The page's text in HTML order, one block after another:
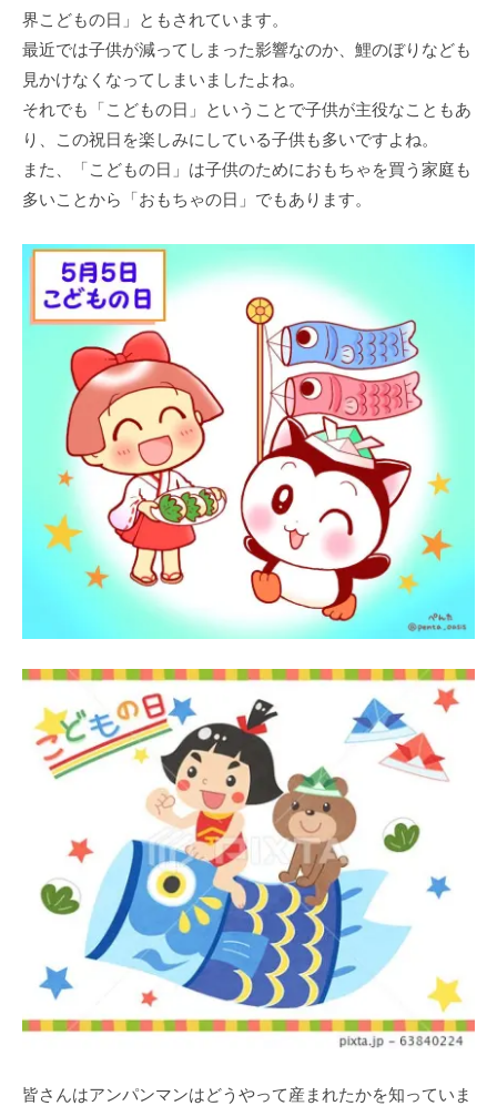
界こどもの⽇」ともされています。
最近では⼦供が減ってしまった影響なのか、鯉のぼりなども
⾒かけなくなってしまいましたよね。
それでも「こどもの⽇」ということで⼦供が主役なこともあ
り、この祝⽇を楽しみにしている⼦供も多いですよね。
また、「こどもの⽇」は⼦供のためにおもちゃを買う家庭も
多いことから「おもちゃの⽇」でもあります。
皆さんはアンパンマンはどうやって産まれたかを知っていま